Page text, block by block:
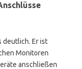
deutlich. Er ist
Monitoren
anschließen